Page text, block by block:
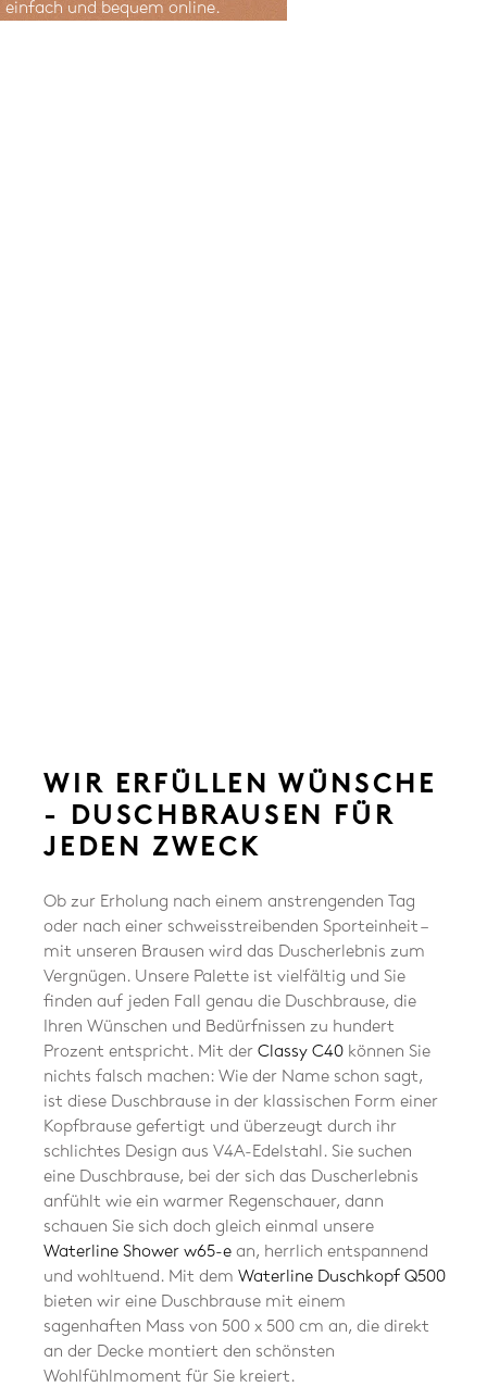
und bequem online.
WIR ERFÜLLEN WÜNSCHE
- DUSCHBRAUSEN FÜR
JEDEN ZWECK
Ob zur Erholung nach einem anstrengenden Tag
oder nach einer schweisstreibenden Sporteinheit –
mit unseren Brausen wird das Duscherlebnis zum
Vergnügen. Unsere Palette ist vielfältig und Sie
finden auf jeden Fall genau die Duschbrause, die
Ihren Wünschen und Bedürfnissen zu hundert
Prozent entspricht. Mit der Classy C40 können Sie
nichts falsch machen: Wie der Name schon sagt,
ist diese Duschbrause in der klassischen Form einer
Kopfbrause gefertigt und überzeugt durch ihr
schlichtes Design aus V4A-Edelstahl. Sie suchen
eine Duschbrause, bei der sich das Duscherlebnis
anfühlt wie ein warmer Regenschauer, dann
schauen Sie sich doch gleich einmal unsere
Waterline Shower w65-e an, herrlich entspannend
und wohltuend. Mit dem Waterline Duschkopf Q500
bieten wir eine Duschbrause mit einem
sagenhaften Mass von 500 x 500 cm an, die direkt
an der Decke montiert den schönsten
Wohlfühlmoment für Sie kreiert.